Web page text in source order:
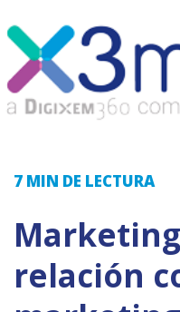
7 MIN DE LECTURA
relación